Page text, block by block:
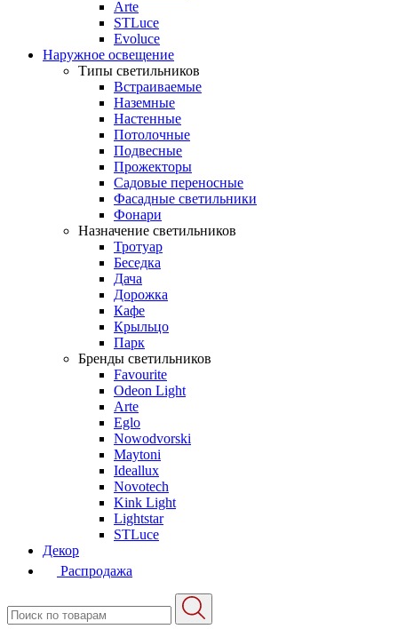
Arte
STLuce
Evoluce
Наружное освещение
Типы светильников
Встраиваемые
Наземные
Настенные
Потолочные
Подвесные
Прожекторы
Садовые переносные
Фасадные светильники
Фонари
Назначение светильников
Тротуар
Беседка
Дача
Дорожка
Кафе
Крыльцо
Парк
Бренды светильников
Favourite
Odeon Light
Arte
Eglo
Nowodvorski
Maytoni
Ideallux
Novotech
Kink Light
Lightstar
STLuce
Декор
Распродажа